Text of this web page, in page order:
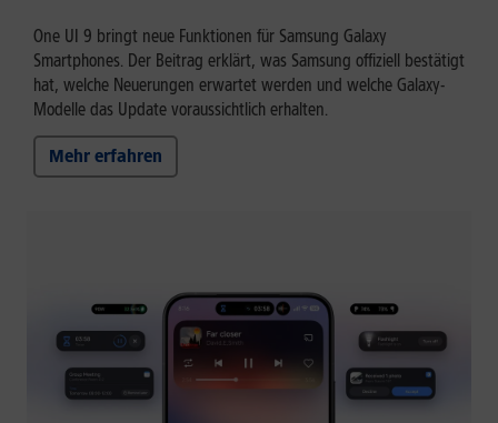
One UI 9 bringt neue Funktionen für Samsung Galaxy
Smartphones. Der Beitrag erklärt, was Samsung offiziell bestätigt
hat, welche Neuerungen erwartet werden und welche Galaxy-
Modelle das Update voraussichtlich erhalten.
Mehr erfahren